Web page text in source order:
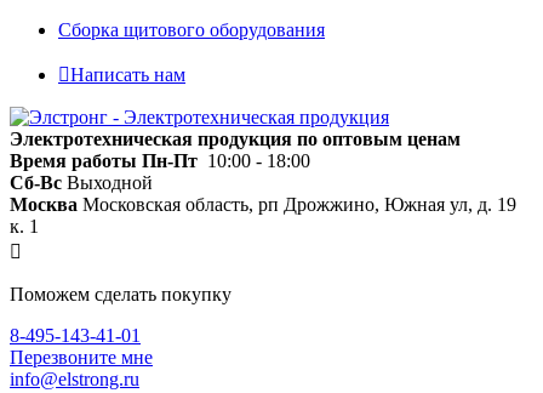
Сборка щитового оборудования
Написать нам
Электротехническая продукция по оптовым ценам
Время работы Пн-Пт 10:00 - 18:00
Сб-Вс Выходной
Москва Московская область, рп Дрожжино, Южная ул, д. 19
к. 1
Поможем сделать покупку
8-495-143-41-01
Перезвоните мне
info@elstrong.ru